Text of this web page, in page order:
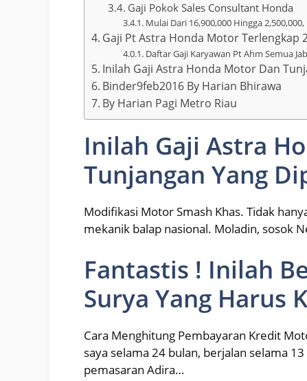
Gaji Pokok Sales Consultant Honda
Mulai Dari 16,900,000 Hingga
Gaji Pt Astra Honda Motor Terlengkap
Daftar Gaji Karyawan Pt Ahm Semua
Inilah Gaji Astra Honda Motor Dan
Binder9feb2016 By Harian Bhirawa
By Harian Pagi Metro Riau
Inilah Gaji Astra
Tunjangan Yang
Modifikasi Motor Smash Khas. Tidak
mekanik balap nasional. Moladin, sosok
Fantastis ! Inilah
Surya Yang Harus
Cara Menghitung Pembayaran Kredit
saya selama 24 bulan, berjalan selama
pemasaran Adira…